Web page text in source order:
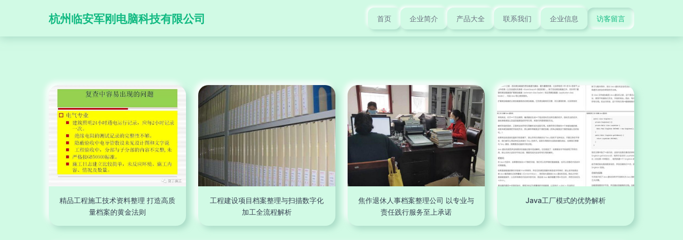
杭州临安军刚电脑科技有限公司 首页 企业简介 产品大全 联系我们 企业信息 访客留言
精品工程施工技术资料整理 打造高质
量档案的黄金法则
工程建设项目档案整理与扫描数字化
加工全流程解析
焦作退休人事档案整理公司 以专业与
责任践行服务至上承诺
Java工厂模式的优势解析